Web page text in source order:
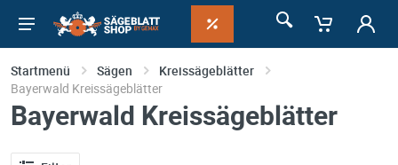
Startmenü Sägen
Kreissägeblätter
Bayerwald Kreissägeblätter
Bayerwald Kreissägeblätter